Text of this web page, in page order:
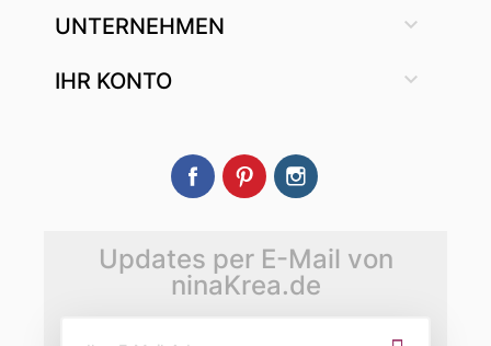
UNTERNEHMEN 
IHR KONTO 
FacebookPinterest
Updates per E-Mail von
ninaKrea.de